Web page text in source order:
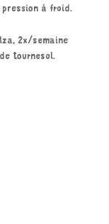
à froid.
2x/semaine
tournesol.